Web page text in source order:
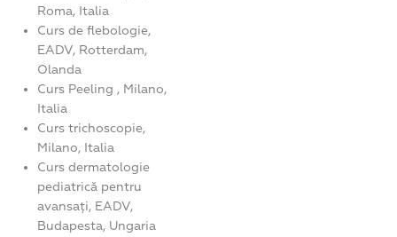
Roma, Italia
Curs de flebologie,
EADV, Rotterdam,
Olanda
Curs Peeling , Milano,
Italia
Curs trichoscopie,
Milano, Italia
Curs dermatologie
pediatrică pentru
avansați, EADV,
Budapesta, Ungaria